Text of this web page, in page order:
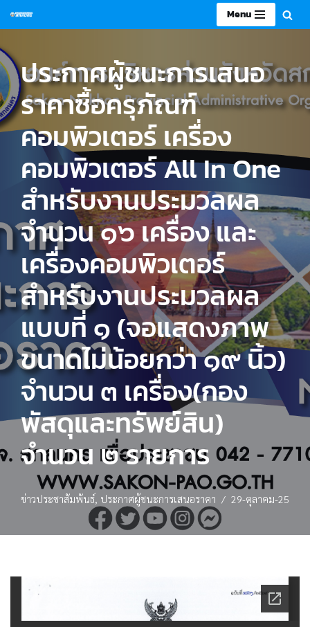
to
content
Menu
ประกาศผู้ชนะการเสนอ
ราคาซื้อครุภัณฑ์
คอมพิวเตอร์ เครื่อง
คอมพิวเตอร์ All In One
สำหรับงานประมวลผล
จำนวน ๑๖ เครื่อง และ
เครื่องคอมพิวเตอร์
สำหรับงานประมวลผล
แบบที่ ๑ (จอแสดงภาพ
ขนาดไม่น้อยกว่า ๑๙ นิ้ว)
จำนวน ๓ เครื่อง(กอง
พัสดุและทรัพย์สิน)
จำนวน ๒ รายการ
ข่าวประชาสัมพันธ์, ประกาศผู้ชนะการเสนอราคา 29-ตุลาคม-25